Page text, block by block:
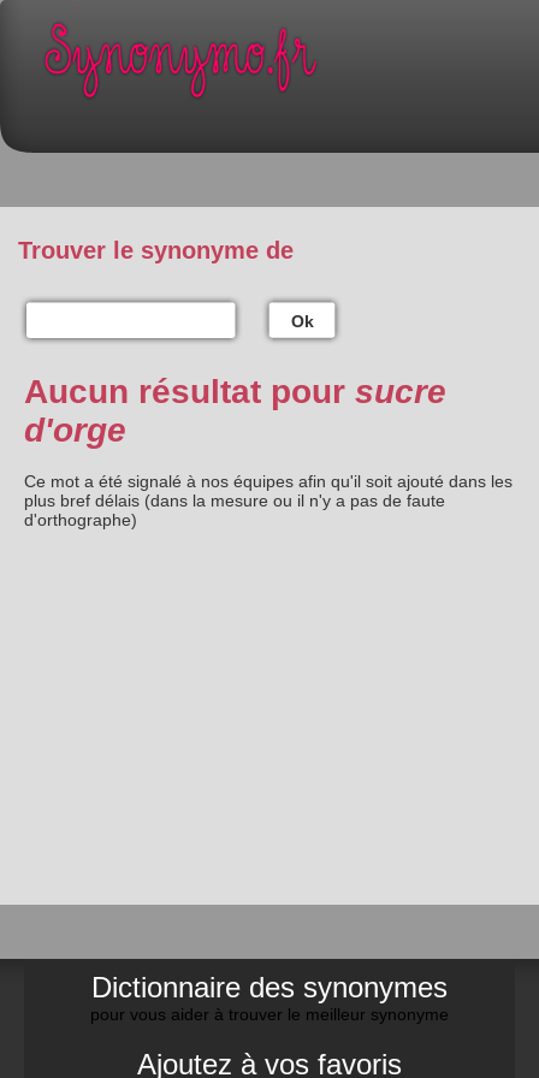
Trouver le synonyme de
Ok
Aucun résultat pour sucre
d'orge
Ce mot a été signalé à nos équipes afin qu'il soit ajouté dans les
plus bref délais (dans la mesure ou il n'y a pas de faute
d'orthographe)
Dictionnaire des synonymes
pour vous aider à trouver le meilleur synonyme
Ajoutez à vos favoris